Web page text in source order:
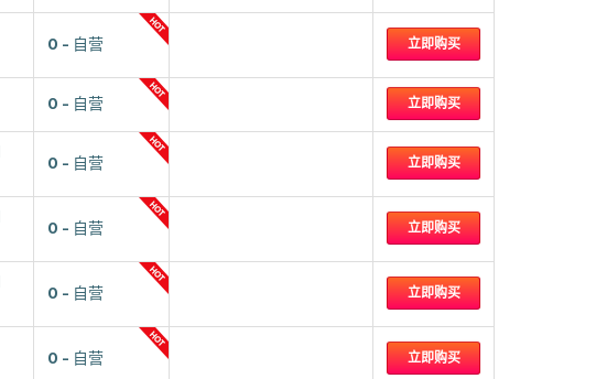
0 自营 立即购买
0 自营 立即购买
0 自营 立即购买
0 自营 立即购买
0 自营 立即购买
0 自营 立即购买